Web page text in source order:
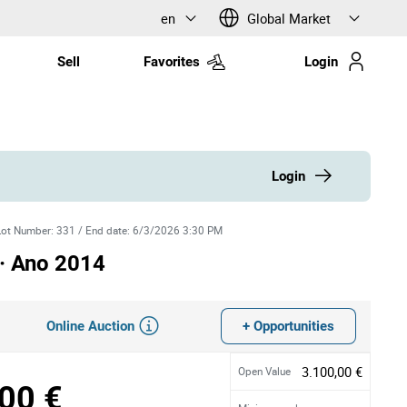
en Global Market
Sell Favorites Login
Login
Number:331 / End date:6/3/2026 3:30 PM
Ano 2014
Online Auction + Opportunities
€
Open Value 3.100,00 €